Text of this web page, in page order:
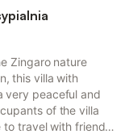
Zingaro nature
this villa with
very peaceful and
of the villa
to travel with friends